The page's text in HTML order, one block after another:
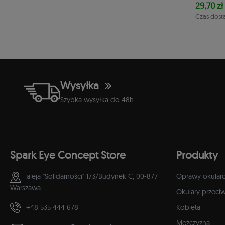
29,70 zł
Czas
Wysyłka
Szybka wysyłka do 48h
Spark Eye Concept Store
aleja "Solidarności" 173/Budynek C, 00-877
Warszawa
+48 535 444 678
Produkty
Oprawy
Okulary
Kobieta
Mężczyzna